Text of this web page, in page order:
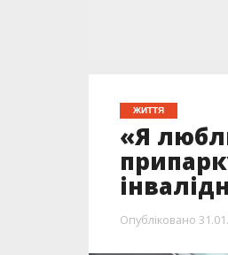
ЖИТТЯ
«Я
Опубліковано